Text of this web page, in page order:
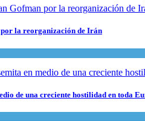
la reorganización de Irán
de una creciente hostilidad en toda